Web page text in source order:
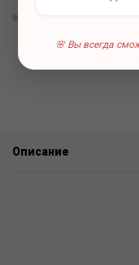
🌸 Вы всегда
0 отзывов
Описание